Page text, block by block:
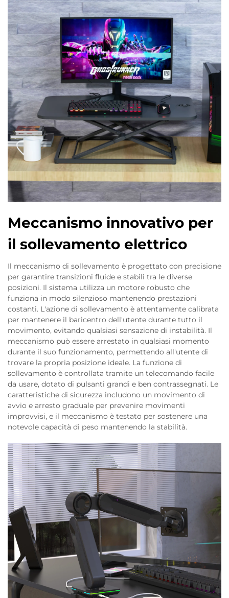
Meccanismo innovativo per
il sollevamento elettrico
Il meccanismo di sollevamento è progettato con precisione
per garantire transizioni fluide e stabili tra le diverse
posizioni. Il sistema utilizza un motore robusto che
funziona in modo silenzioso mantenendo prestazioni
costanti. L'azione di sollevamento è attentamente calibrata
per mantenere il baricentro dell'utente durante tutto il
movimento, evitando qualsiasi sensazione di instabilità. Il
meccanismo può essere arrestato in qualsiasi momento
durante il suo funzionamento, permettendo all'utente di
trovare la propria posizione ideale. La funzione di
sollevamento è controllata tramite un telecomando facile
da usare, dotato di pulsanti grandi e ben contrassegnati. Le
caratteristiche di sicurezza includono un movimento di
avvio e arresto graduale per prevenire movimenti
improvvisi, e il meccanismo è testato per sostenere una
notevole capacità di peso mantenendo la stabilità.